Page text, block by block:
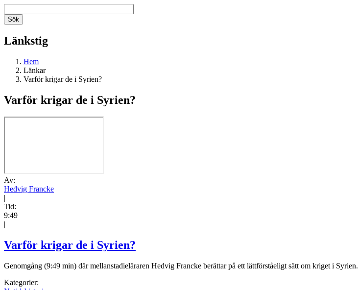
Länkstig
Hem
Länkar
Varför krigar de i Syrien?
Varför krigar de i Syrien?
Av:
Hedvig Francke
|
Tid:
9:49
|
Varför krigar de i Syrien?
Genomgång (9:49 min) där mellanstadieläraren Hedvig Francke berättar på ett lättförståeligt sätt om kriget i Syrien.
Kategorier: